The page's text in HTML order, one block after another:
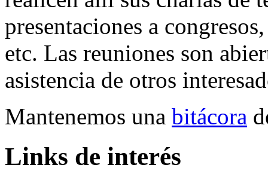
presentaciones a
etc. Las reuniones son
asistencia de otros
Mantenemos una bitácora
Links de interés